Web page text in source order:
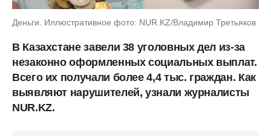
Деньги. Иллюстративное фото: NUR.KZ/Владимир Третьяков
В Казахстане завели 38 уголовных дел из-за
незаконно оформленных социальных выплат.
Всего их получали более 4,4 тыс. граждан. Как
выявляют нарушителей, узнали журналисты
NUR.KZ.